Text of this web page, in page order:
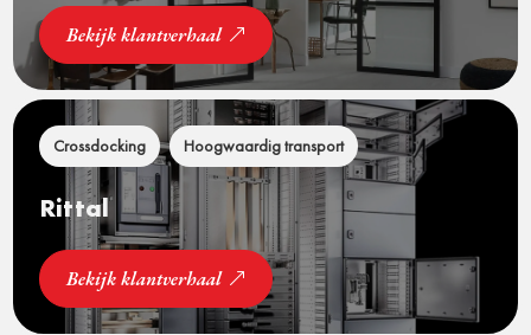
Bekijk klantverhaal
Crossdocking Hoogwaardig transport
Rittal
Bekijk klantverhaal